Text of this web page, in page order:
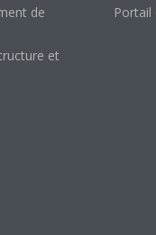
de
et
Portail